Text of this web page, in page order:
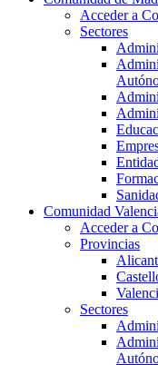
Acceder a
Sectores
Comunidad
Acceder a
Provincias
Sectores